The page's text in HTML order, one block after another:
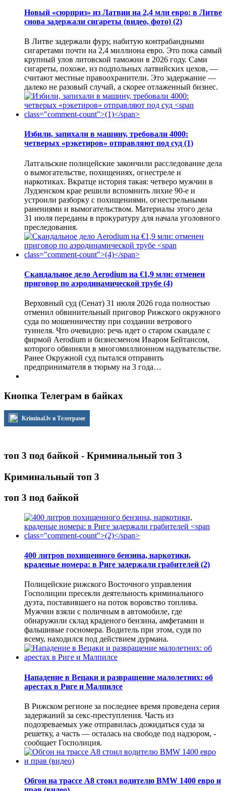
Новый «сюрприз» из Латвии на 2,4 млн евро: в Литве
снова задержали сигареты (видео, фото) (2)
В Литве задержали фуру, набитую контрабандными
сигаретами почти на 2,4 миллиона евро. Это пока самый
крупный улов литовской таможни в 2026 году. Сами
сигареты, похоже, из подпольных латвийских цехов, —
считают местные правоохранители. Это задержание —
далеко не разовый случай, а скорее отлаженный бизнес.
Избили, запихали в машину, требовали 4000:
четверых «рэкетиров» отправляют под суд (1)
Латгальские полицейские закончили расследование дела
о вымогательстве, похищениях, огнестреле и
наркотиках. Вкратце история такая: четверо мужчин в
Лудзенском крае решили вспомнить лихие 90-е и
устроили разборку с похищениями, огнестрельными
ранениями и вымогательством. Материалы этого дела
31 июля переданы в прокуратуру для начала уголовного
преследования.
Скандальное дело Aerodium на €1,9 млн: отменен
приговор по аэродинамической трубе (4)
Верховный суд (Сенат) 31 июля 2026 года полностью
отменил обвинительный приговор Рижского окружного
суда по мошенничеству при создании ветрового
туннеля. Что очевидно: речь идет о старом скандале с
фирмой Aerodium и бизнесменом Иваром Бейтансом,
которого обвиняли в многомиллионном надувательстве.
Ранее Окружной суд пытался отправить
предпринимателя в тюрьму на 3 года…
Кнопка Телеграм в байках
Kriminal.lv в Телеграме
топ 3 под байкой - Криминальный топ 3
Криминальный топ 3
топ 3 под байкой
400 литров похищенного бензина, наркотики,
краденые номера: в Риге задержали грабителей (2)
Полицейские рижского Восточного управления
Госполиции пресекли деятельность криминального
дуэта, поставившего на поток воровство топлива.
Мужчин взяли с поличным в автомобиле, где
обнаружили склад краденого бензина, амфетамин и
фальшивые госномера. Водитель при этом, судя по
всему, находился под действием дурмана.
Нападение в Вецаки и развращение малолетних: об
арестах в Риге и Малпилсе
В Рижском регионе за последнее время проведена серия
задержаний за секс-преступления. Часть из
подозреваемых уже отправилась дожидаться суда за
решетку, а часть — осталась на свободе под надзором, -
сообщает Госполиция.
Обгон на трассе А8 стоил водителю BMW 1400 евро и